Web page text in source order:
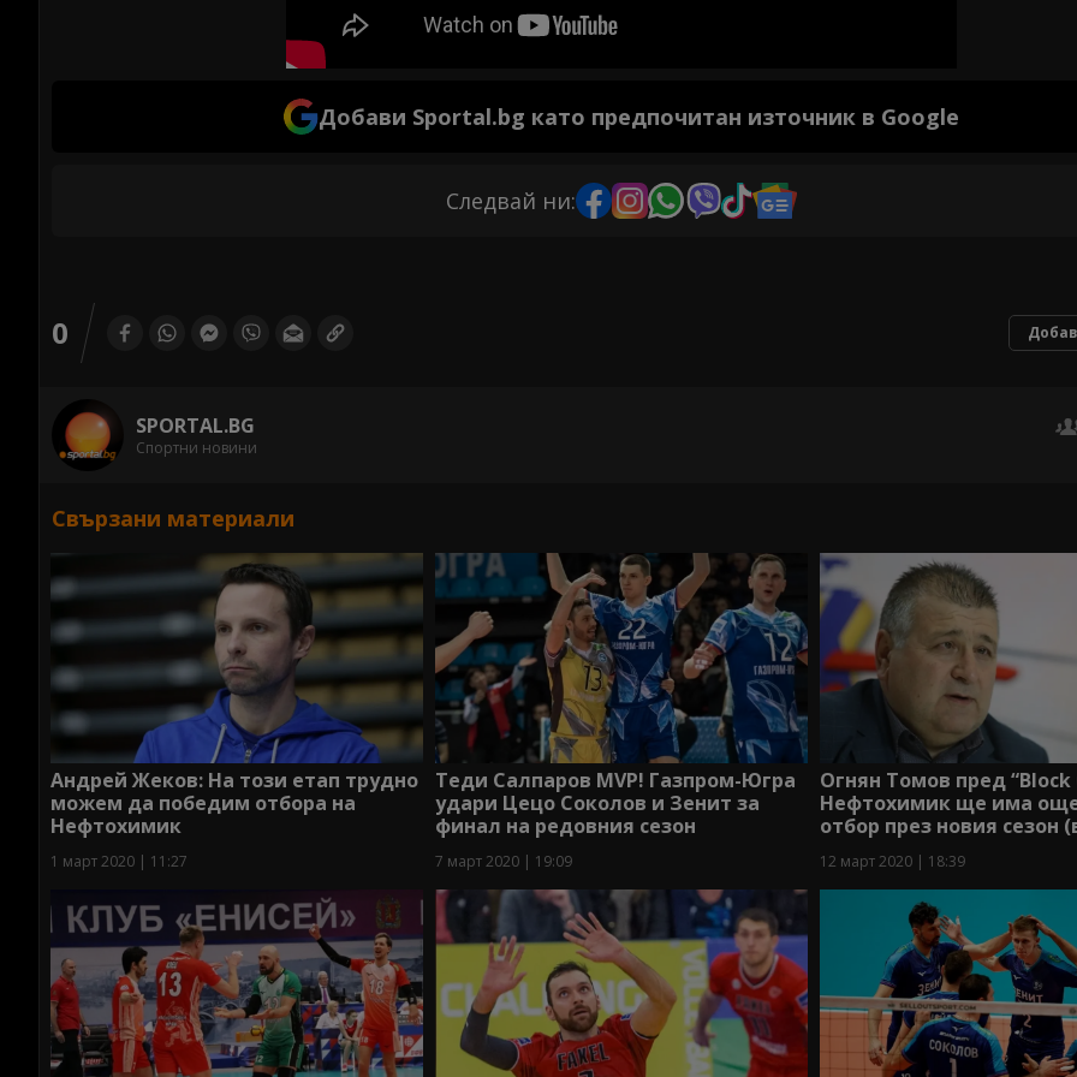
Добави Sportal.bg като предпочитан източник в Google
Следвай ни:
0
SPORTAL.BG
Спортни новини
Свързани материали
Андрей Жеков: На този етап трудно
можем да победим отбора на
Нефтохимик
1 март 2020 | 11:27
Теди Салпаров MVP! Газпром-Югра
удари Цецо Соколов и Зенит за
финал на редовния сезон
7 март 2020 | 19:09
Огнян Томов пред “Block
Нефтохимик ще има
отбор през новия сезон
12 март 2020 | 18:39